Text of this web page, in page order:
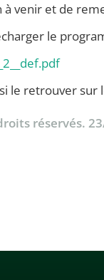
venir et de
le
le retrouver sur
réservés.